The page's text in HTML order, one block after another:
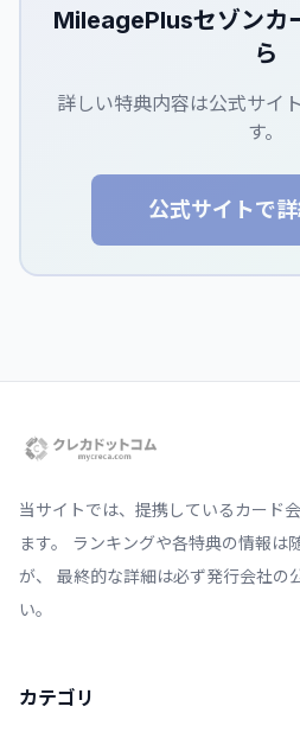
MileagePlusセゾンカ
ら
詳しい特典内容は公式サイ
す。
公式サイトで
当サイトでは、提携しているカード
ます。 ランキングや各特典の情報は
が、 最終的な詳細は必ず発行会社の
い。
カテゴリ